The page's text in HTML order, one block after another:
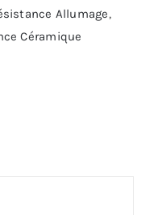
Allumage,
Céramique